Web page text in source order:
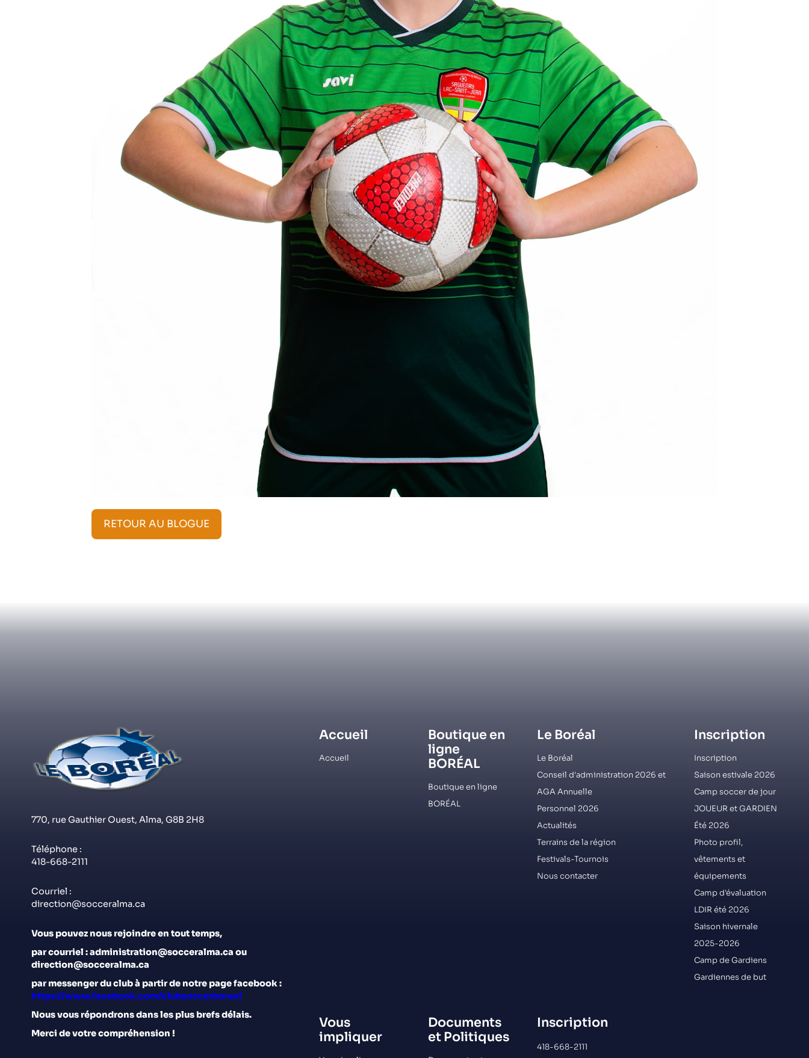
RETOUR AU BLOGUE
770, rue Gauthier Ouest, Alma, G8B 2H8
Téléphone :
418-668-2111
Courriel :
direction@socceralma.ca
Vous pouvez nous rejoindre en tout temps,
par courriel : administration@socceralma.ca ou
direction@socceralma.ca
par messenger du club à partir de notre page facebook :
https://www.facebook.com/clubsoccerboreal
Nousvous répondrons dans les plus brefs délais.
Merci de votre compréhension !
Accueil
Accueil
Boutique en
ligne
BORÉAL
Boutique en ligne
BORÉAL
Le Boréal
Le Boréal
Conseil d'administration 2026 et
AGA Annuelle
Personnel 2026
Actualités
Terrains de la région
Festivals-Tournois
Nous contacter
Inscription
Inscription
Saison estivale 2026
Camp soccer de jour
JOUEUR et GARDIEN
Été 2026
Photo profil,
vêtements et
équipements
Camp d'évaluation
LDIR été 2026
Saison hivernale
2025-2026
Camp de Gardiens
Gardiennes de but
Vous
impliquer
Documents
et Politiques
Inscription
418-668-2111